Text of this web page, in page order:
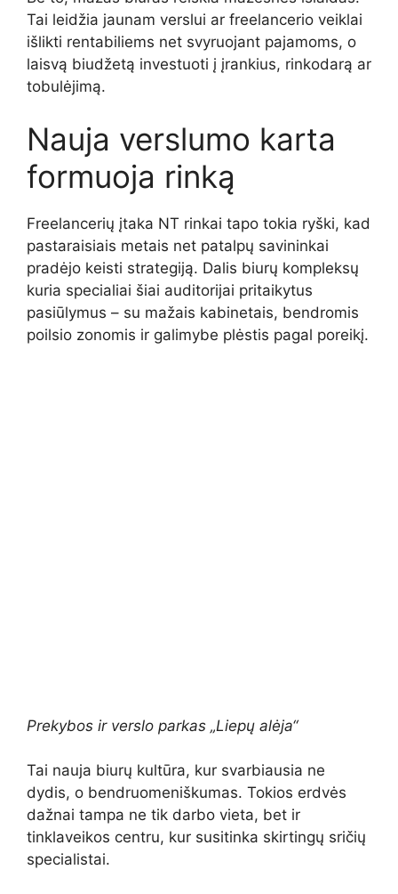
Tai leidžia jaunam verslui ar freelancerio veiklai
išlikti rentabiliems net svyruojant pajamoms, o
laisvą biudžetą investuoti į įrankius, rinkodarą ar
tobulėjimą.
Nauja verslumo karta
formuoja rinką
Freelancerių įtaka NT rinkai tapo tokia ryški, kad
pastaraisiais metais net patalpų savininkai
pradėjo keisti strategiją. Dalis biurų kompleksų
kuria specialiai šiai auditorijai pritaikytus
pasiūlymus – su mažais kabinetais, bendromis
poilsio zonomis ir galimybe plėstis pagal poreikį.
Prekybos ir verslo parkas „Liepų alėja“
Tai nauja biurų kultūra, kur svarbiausia ne
dydis, o bendruomeniškumas. Tokios erdvės
dažnai tampa ne tik darbo vieta, bet ir
tinklaveikos centru, kur susitinka skirtingų sričių
specialistai.